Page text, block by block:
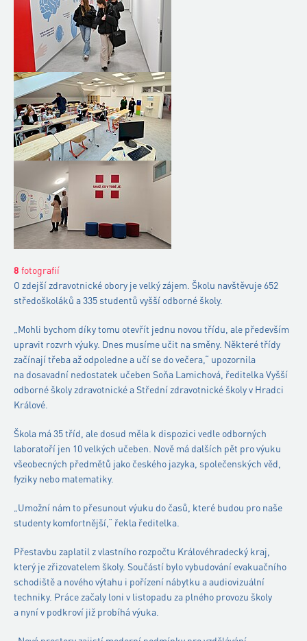
8 fotografií
O zdejší zdravotnické obory je velký zájem. Školu navštěvuje 652
středoškoláků a 335 studentů vyšší odborné školy.
„Mohli bychom díky tomu otevřít jednu novou třídu, ale především
upravit rozvrh výuky. Dnes musíme učit na směny. Některé třídy
začínají třeba až odpoledne a učí se do večera,“ upozornila
na dosavadní nedostatek učeben Soňa Lamichová, ředitelka Vyšší
odborné školy zdravotnické a Střední zdravotnické školy v Hradci
Králové.
Škola má 35 tříd, ale dosud měla k dispozici vedle odborných
laboratoří jen 10 velkých učeben. Nově má dalších pět pro výuku
všeobecných předmětů jako českého jazyka, společenských věd,
fyziky nebo matematiky.
„Umožní nám to přesunout výuku do časů, které budou pro naše
studenty komfortnější,“ řekla ředitelka.
Přestavbu zaplatil z vlastního rozpočtu Královéhradecký kraj,
který je zřizovatelem školy. Součástí bylo vybudování evakuačního
schodiště a nového výtahu i pořízení nábytku a audiovizuální
techniky. Práce začaly loni v listopadu za plného provozu školy
a nyní v podkroví již probíhá výuka.